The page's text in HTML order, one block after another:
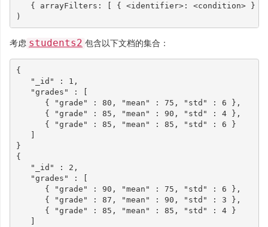
{
arrayFilters : [ { <identifier>: <condition> }
)
考虑 students2 包含以下文档的集合：
{
"_id"
: 1 ,
"grades"
:
[
{
"grade" : 80 , "mean" : 75 , "std" : 6
},
{
"grade" : 85 , "mean" : 90 , "std" : 4
},
{
"grade" : 85 , "mean" : 85 , "std" : 6
}
]
}
{
"_id"
: 2 ,
"grades"
:
[
{
"grade" : 90 , "mean" : 75 , "std" : 6
},
{
"grade" : 87 , "mean" : 90 , "std" : 3
},
{
"grade" : 85 , "mean" : 85 , "std" : 4
}
]